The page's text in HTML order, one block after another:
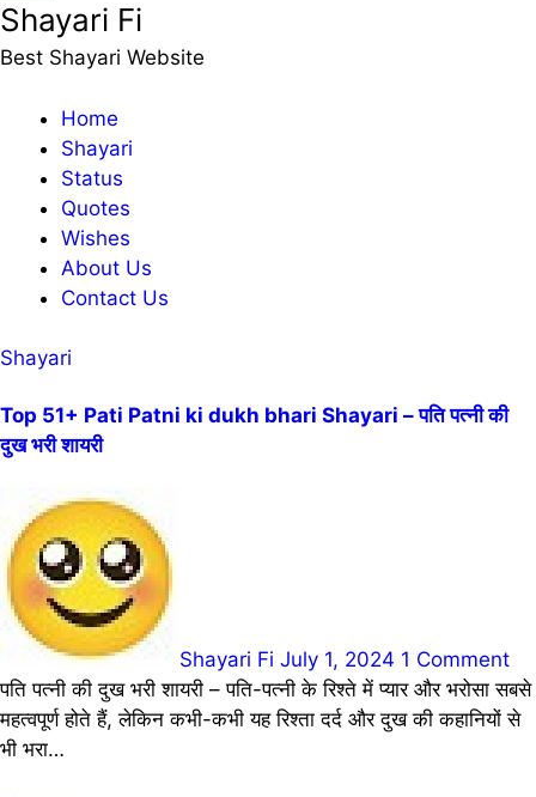
Shayari Fi
Best Shayari Website
Home
Shayari
Status
Quotes
Wishes
About Us
Contact Us
Shayari
Top 51+ Pati Patni ki dukh bhari Shayari – पति पत्नी की
दुख भरी शायरी
Shayari Fi July 1, 2024 1 Comment
पति पत्नी की दुख भरी शायरी – पति-पत्नी के रिश्ते में प्यार और भरोसा सबसे
महत्वपूर्ण होते हैं, लेकिन कभी-कभी यह रिश्ता दर्द और दुख की कहानियों से
भी भरा…